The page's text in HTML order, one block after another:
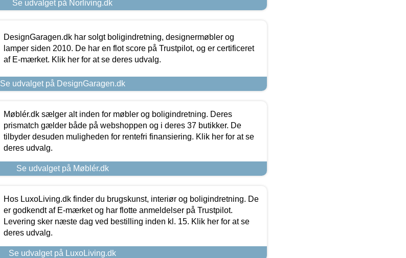
Se udvalget på Norliving.dk
DesignGaragen.dk har solgt boligindretning, designermøbler og
lamper siden 2010. De har en flot score på Trustpilot, og er certificeret
af E-mærket. Klik her for at se deres udvalg.
Se udvalget på DesignGaragen.dk
Møblér.dk sælger alt inden for møbler og boligindretning. Deres
prismatch gælder både på webshoppen og i deres 37 butikker. De
tilbyder desuden muligheden for rentefri finansiering. Klik her for at se
deres udvalg.
Se udvalget på Møblér.dk
Hos LuxoLiving.dk finder du brugskunst, interiør og boligindretning. De
er godkendt af E-mærket og har flotte anmeldelser på Trustpilot.
Levering sker næste dag ved bestilling inden kl. 15. Klik her for at se
deres udvalg.
Se udvalget på LuxoLiving.dk